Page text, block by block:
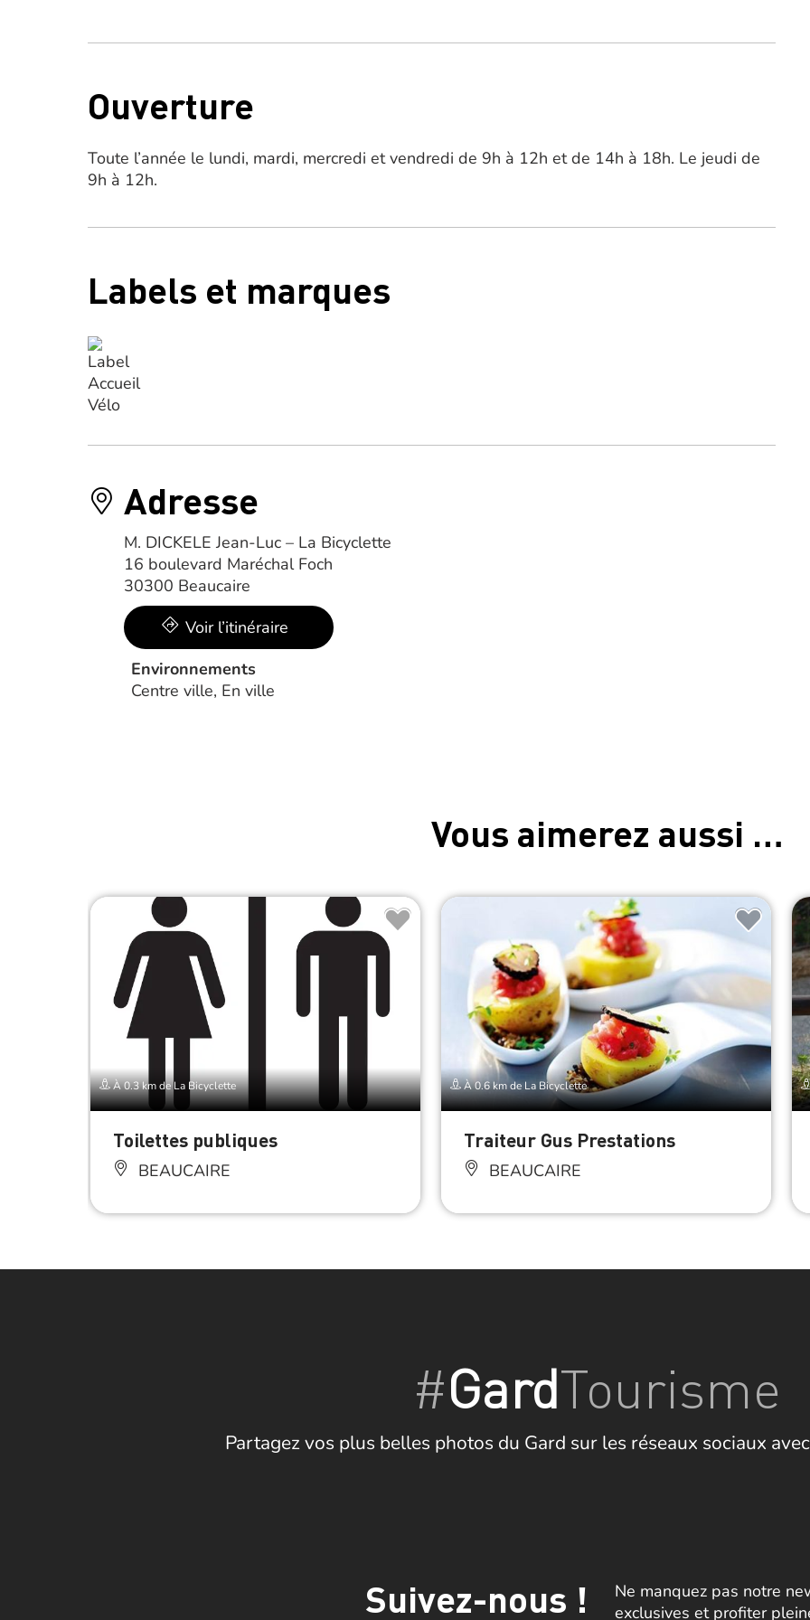
Ouverture
Toute l’année le lundi, mardi, mercredi et vendredi de 9h à 12h et de 14h à 18h. Le jeudi de
9h à 12h.
Labels et marques
Adresse
M. DICKELE Jean-Luc – La Bicyclette
16 boulevard Maréchal Foch
30300 Beaucaire
Voir l’itinéraire
Environnements
Centre ville, En ville
Vous aimerez aussi …
À 0.3 km de La Bicyclette
Toilettes publiques
BEAUCAIRE
À 0.6 km de La Bicyclette
Traiteur Gus Prestations
BEAUCAIRE
#GardTourisme
Partagez vos plus belles photos du Gard sur les réseaux sociaux
Suivez-nous !
Ne manquez pas notre
exclusives et profiter